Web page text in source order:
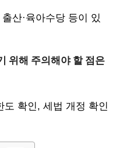
산·육아수당 등이 있
위해 주의해야 할 점은
확인, 세법 개정 확인